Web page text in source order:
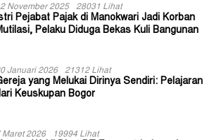
November 2025 28031 Lihat
Pejabat Pajak di Manokwari Jadi Korban
Pelaku Diduga Bekas Kuli Bangunan
Januari 2026 21312 Lihat
yang Melukai Dirinya Sendiri: Pelajaran
Keuskupan Bogor
Maret 2026 19994 Lihat